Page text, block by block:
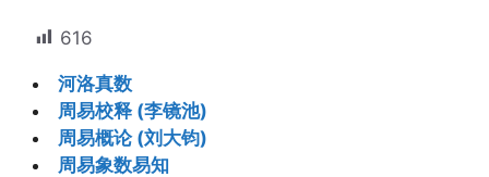
616
河洛真数
周易校释 (李镜池)
周易概论 (刘大钧)
周易象数易知